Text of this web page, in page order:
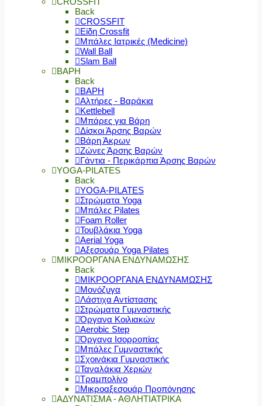
Back
CROSSFIT
Είδη Crossfit
Μπάλες Ιατρικές (Medicine)
Wall Ball
Slam Ball
ΒΑΡΗ
Back
ΒΑΡΗ
Αλτήρες - Βαράκια
Kettlebell
Μπάρες για Βάρη
Δίσκοι Άρσης Βαρών
Βάρη Άκρων
Ζώνες Άρσης Βαρών
Γάντια - Περικάρπια Άρσης Βαρών
YOGA-PILATES
Back
YOGA-PILATES
Στρώματα Yoga
Μπάλες Pilates
Foam Roller
Τουβλάκια Yoga
Aerial Yoga
Αξεσουάρ Yoga Pilates
ΜΙΚΡΟΟΡΓΑΝΑ ΕΝΔΥΝΑΜΩΣΗΣ
Back
ΜΙΚΡΟΟΡΓΑΝΑ ΕΝΔΥΝΑΜΩΣΗΣ
Μονόζυγα
Λάστιχα Αντίστασης
Στρώματα Γυμναστικής
Όργανα Κοιλιακών
Aerobic Step
Όργανα Ισορροπίας
Μπάλες Γυμναστικής
Σχοινάκια Γυμναστικής
Ταναλάκια Χεριών
Τραμπολίνο
Μικροαξεσουάρ Προπόνησης
ΑΔΥΝΑΤΙΣΜΑ - ΑΘΛΗΤΙΑΤΡΙΚΑ